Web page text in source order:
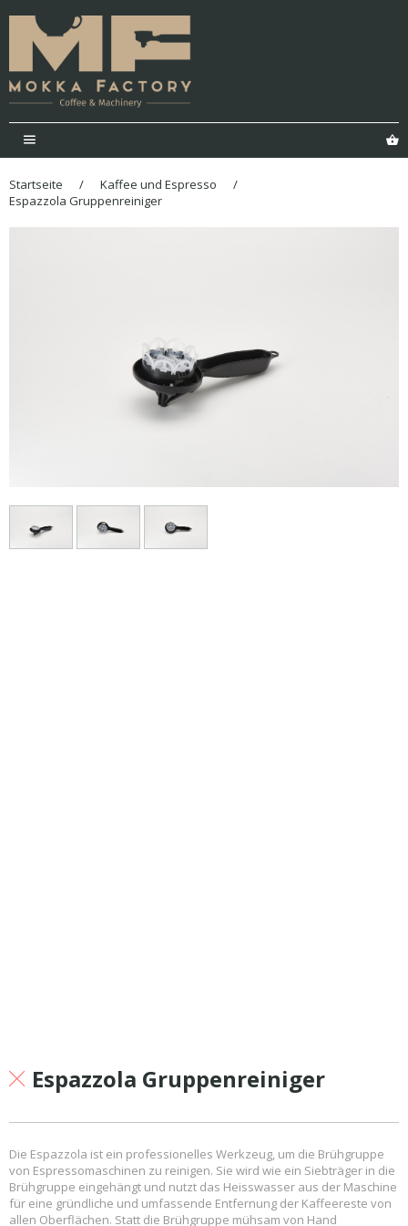
Startseite / Kaffee und Espresso
/
Espazzola Gruppenreiniger
Espazzola Gruppenreiniger
Die Espazzola ist ein professionelles Werkzeug, um die Brühgruppe
von Espressomaschinen zu reinigen. Sie wird wie ein Siebträger in die
Brühgruppe eingehängt und nutzt das Heisswasser aus der Maschine
für eine gründliche und umfassende Entfernung der Kaffeereste von
allen Oberflächen. Statt die Brühgruppe mühsam von Hand